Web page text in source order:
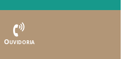
Ouvidoria